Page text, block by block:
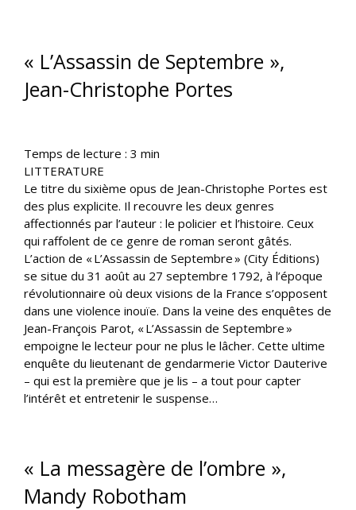
« L’Assassin de Septembre »,
Jean-Christophe Portes
Temps de lecture : 3 min
LITTERATURE
Le titre du sixième opus de Jean-Christophe Portes est
des plus explicite. Il recouvre les deux genres
affectionnés par l’auteur : le policier et l’histoire. Ceux
qui raffolent de ce genre de roman seront gâtés.
L’action de « L’Assassin de Septembre » (City Éditions)
se situe du 31 août au 27 septembre 1792, à l’époque
révolutionnaire où deux visions de la France s’opposent
dans une violence inouïe. Dans la veine des enquêtes de
Jean-François Parot, « L’Assassin de Septembre »
empoigne le lecteur pour ne plus le lâcher. Cette ultime
enquête du lieutenant de gendarmerie Victor Dauterive
– qui est la première que je lis – a tout pour capter
l’intérêt et entretenir le suspense…
« La messagère de l’ombre »,
Mandy Robotham